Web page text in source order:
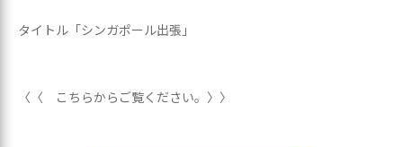
タイトル「シンガポール出張」
〈〈 こちらからご覧ください。〉〉